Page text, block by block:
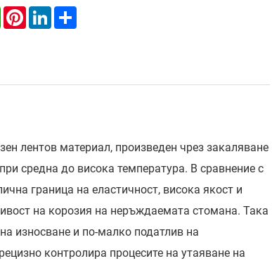
WhatsApp
PinterestLinkedInShare
лентов материал, произведен чрез закаляване
средна до висока температура. В сравнение с
граница на еластичност, висока якост и
на корозия на неръждаемата стомана. Така
износване и по-малко податлив на
контролира процесите на утаяване на